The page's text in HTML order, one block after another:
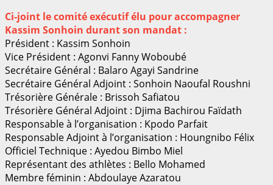
Ci-joint le comité exécutif élu pour accompagner
Kassim Sonhoin durant son mandat :
Président : Kassim Sonhoin
Vice Président : Agonvi Fanny Woboubé
Secrétaire Général : Balaro Agayi Sandrine
Secrétaire Général Adjoint : Sonhoin Naoufal Roushni
Trésorière Générale : Brissoh Safiatou
Trésorière Général Adjoint : Djima Bachirou Faïdath
Responsable à l’organisation : Kpodo Parfait
Responsable Adjoint à l’organisation : Houngnibo Félix
Officiel Technique : Ayedou Bimbo Miel
Représentant des athlètes : Bello Mohamed
Membre féminin : Abdoulaye Azaratou